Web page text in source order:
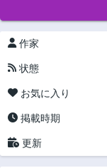
作家
状態
お気に入り
掲載時期
更新